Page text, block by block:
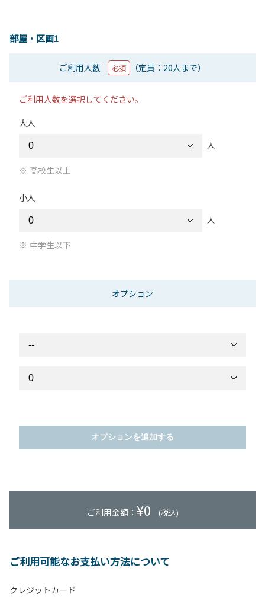
部屋・区画1
ご利用人数 必須 （定員：20人まで）
ご利用人数を選択してください。
大人
人
高校生以上
小人
人
中学生以下
オプション
オプションを追加する
ご利用金額： ¥0 (税込)
ご利用可能なお支払い方法について
クレジットカード